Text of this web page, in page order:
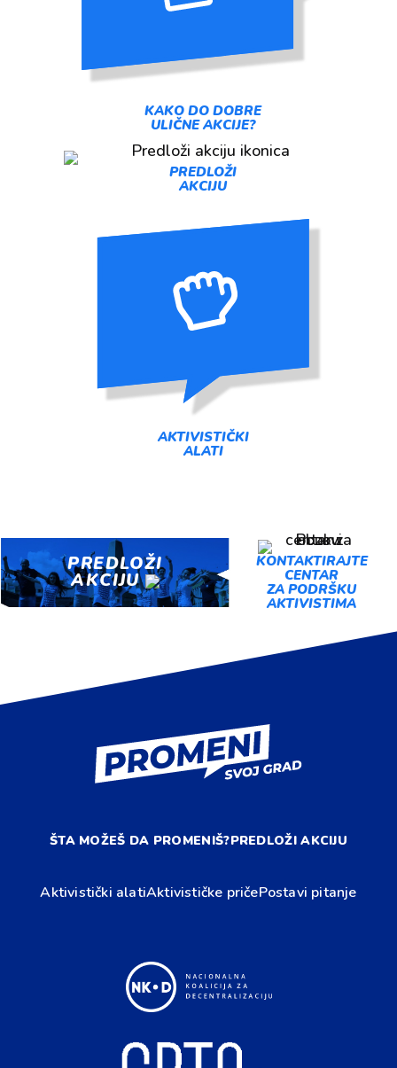
KAKO DO DOBRE
ULIČNE AKCIJE?
PREDLOŽI
AKCIJU
AKTIVISTIČKI
ALATI
PREDLOŽI
AKCIJU
KONTAKTIRAJTE
CENTAR
ZA PODRŠKU
AKTIVISTIMA
ŠTA MOŽEŠ DA PROMENIŠ?PREDLOŽI AKCIJU
Aktivistički alatiAktivističke pričePostavi pitanje